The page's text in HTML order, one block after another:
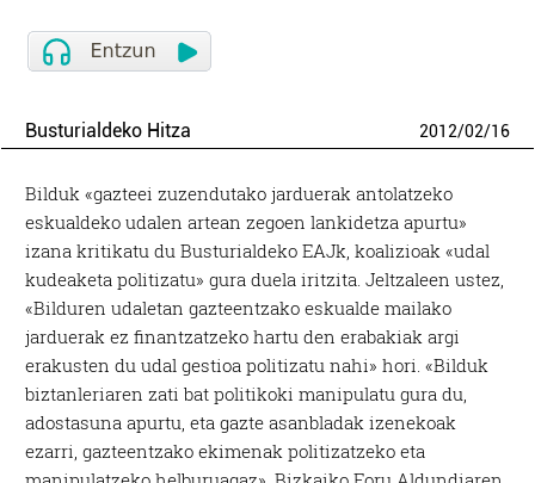
Busturialdeko Hitza 2012/02/16
Bilduk «gazteei zuzendutako jarduerak antolatzeko
eskualdeko udalen artean zegoen lankidetza apurtu»
izana kritikatu du Busturialdeko EAJk, koalizioak «udal
kudeaketa politizatu» gura duela iritzita. Jeltzaleen ustez,
«Bilduren udaletan gazteentzako eskualde mailako
jarduerak ez finantzatzeko hartu den erabakiak argi
erakusten du udal gestioa politizatu nahi» hori. «Bilduk
biztanleriaren zati bat politikoki manipulatu gura du,
adostasuna apurtu, eta gazte asanbladak izenekoak
ezarri, gazteentzako ekimenak politizatzeko eta